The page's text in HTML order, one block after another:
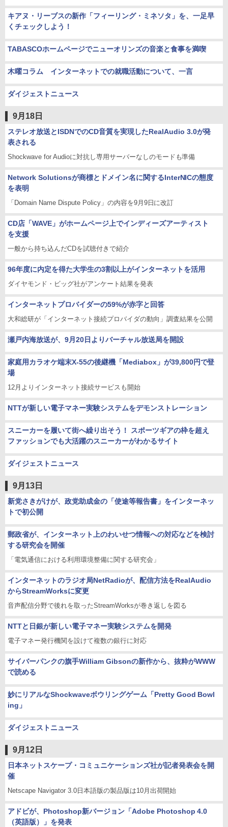
キアヌ・リーブスの新作「フィーリング・ミネソタ」を、一足早
くチェックしよう！
TABASCOホームページでニューオリンズの音楽と食事を満喫
木曜コラム インターネットでの就職活動について、一言
ダイジェストニュース
9月18日
ステレオ放送とISDNでのCD音質を実現したRealAudio 3.0が発
表される
Shockwave for Audioに対抗し専用サーバーなしのモードも準備
Network Solutionsが商標とドメイン名に関するInterNICの態度
を表明
「Domain Name Dispute Policy」の内容を9月9日に改訂
CD店「WAVE」がホームページ上でインディーズアーティスト
を支援
一般から持ち込んだCDを試聴付きで紹介
96年度に内定を得た大学生の3割以上がインターネットを活用
ダイヤモンド・ビッグ社がアンケート結果を発表
インターネットプロバイダーの59%が赤字と回答
大和総研が「インターネット接続プロバイダの動向」調査結果を公開
瀬戸内海放送が、9月20日よりバーチャル放送局を開設
家庭用カラオケ端末X-55の後継機「Mediabox」が39,800円で登
場
12月よりインターネット接続サービスも開始
NTTが新しい電子マネー実験システムをデモンストレーション
スニーカーを履いて街へ繰り出そう！ スポーツギアの枠を超え
ファッションでも大活躍のスニーカーがわかるサイト
ダイジェストニュース
9月13日
新党さきがけが、政党助成金の「使途等報告書」をインターネッ
トで初公開
郵政省が、インターネット上のわいせつ情報への対応などを検討
する研究会を開催
「電気通信における利用環境整備に関する研究会」
インターネットのラジオ局NetRadioが、配信方法をRealAudio
からStreamWorksに変更
音声配信分野で後れを取ったStreamWorksが巻き返しを図る
NTTと日銀が新しい電子マネー実験システムを開発
電子マネー発行機関を設けて複数の銀行に対応
サイバーパンクの旗手William Gibsonの新作から、抜粋がWWW
で読める
妙にリアルなShockwaveボウリングゲーム「Pretty Good Bowl
ing」
ダイジェストニュース
9月12日
日本ネットスケープ・コミュニケーションズ社が記者発表会を開
催
Netscape Navigator 3.0日本語版の製品版は10月出荷開始
アドビが、Photoshop新バージョン「Adobe Photoshop 4.0
（英語版）」を発表